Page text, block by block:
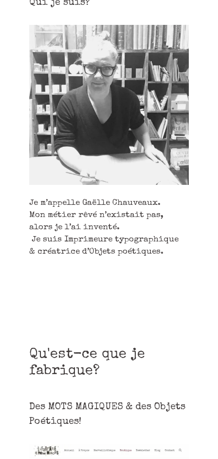
Qui je suis?
Je m’appelle Gaëlle Chauveaux.
Mon métier rêvé n’existait pas,
alors je l’ai inventé.
Je suis Imprimeure typographique
& créatrice d’Objets poétiques.
Qu'est-ce que je
fabrique?
Des MOTS MAGIQUES & des Objets
Poétiques!